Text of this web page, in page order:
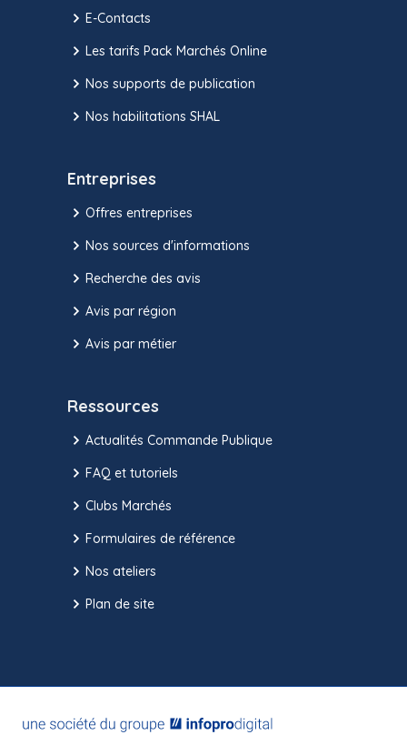
E-Contacts
Les tarifs Pack Marchés Online
Nos supports de publication
Nos habilitations SHAL
Entreprises
Offres entreprises
Nos sources d'informations
Recherche des avis
Avis par région
Avis par métier
Ressources
Actualités Commande Publique
FAQ et tutoriels
Clubs Marchés
Formulaires de référence
Nos ateliers
Plan de site